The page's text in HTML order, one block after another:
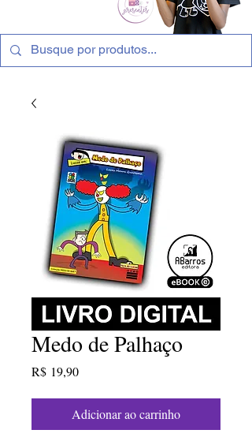
Medo de Palhaço
R$ 19,90Preço
Adicionar ao carrinho